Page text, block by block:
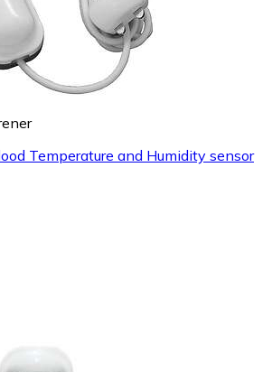
Temperature and Humidity sensor